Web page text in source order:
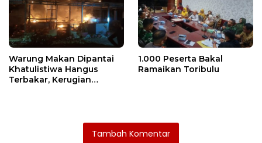
Warung Makan Dipantai
Khatulistiwa Hangus
Terbakar, Kerugian
1.000 Peserta Bakal
Ramaikan Toribulu
Tambah Komentar